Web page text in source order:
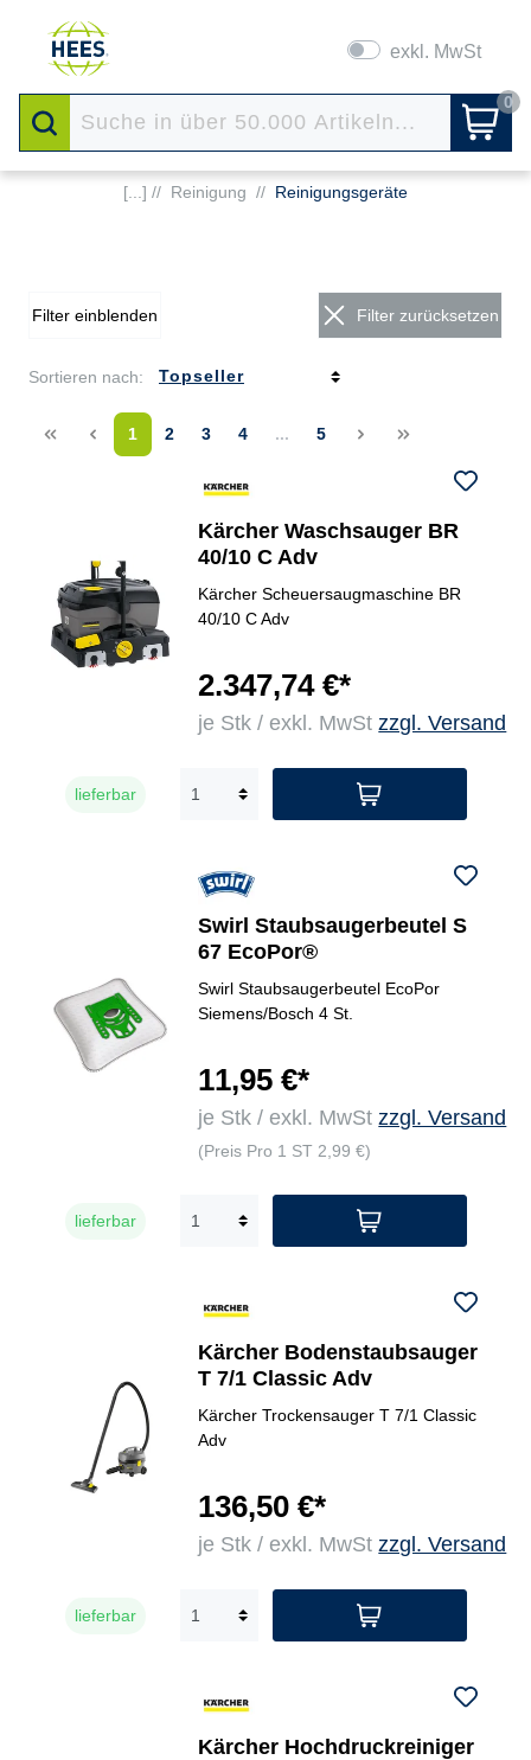
exkl. MwSt
0
[...] // Reinigung // Reinigungsgeräte
Filter einblenden Filter zurücksetzen
Sortieren nach:
<< < 1 2 3 4 ... 5 > >>
Kärcher Waschsauger BR
40/10 C Adv
Kärcher Scheuersaugmaschine BR
40/10 C Adv
2.347,74 €*
je Stk / exkl. MwStzzgl. Versand
lieferbar
Swirl Staubsaugerbeutel S
67 EcoPor®
Swirl Staubsaugerbeutel EcoPor
Siemens/Bosch 4 St.
11,95 €*
je Stk / exkl. MwStzzgl. Versand
(Preis Pro 1 ST 2,99 €)
lieferbar
Kärcher Bodenstaubsauger
T 7/1 Classic Adv
Kärcher Trockensauger T 7/1 Classic
Adv
136,50 €*
je Stk / exkl. MwStzzgl. Versand
lieferbar
Kärcher Hochdruckreiniger